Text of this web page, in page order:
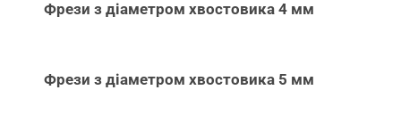
Фрези з діаметром хвостовика 4 мм
Фрези з діаметром хвостовика 5 мм